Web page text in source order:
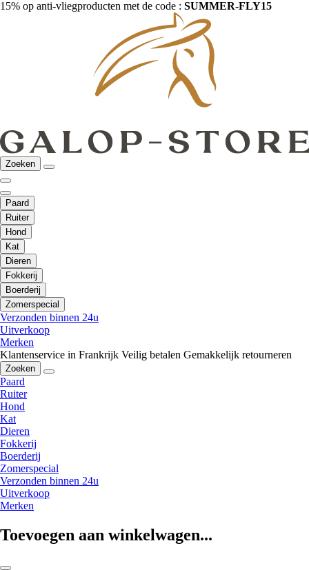
15% op anti-vliegproducten met de code : SUMMER-FLY15
Zoeken
Paard
Ruiter
Hond
Kat
Dieren
Fokkerij
Boerderij
Zomerspecial
Verzonden binnen 24u
Uitverkoop
Merken
Klantenservice in Frankrijk Veilig betalen Gemakkelijk retourneren
Zoeken
Paard
Ruiter
Hond
Kat
Dieren
Fokkerij
Boerderij
Zomerspecial
Verzonden binnen 24u
Uitverkoop
Merken
Toevoegen aan winkelwagen...